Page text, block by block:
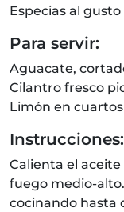
Especias al
Para servir:
Aguacate,
Cilantro fresco
Limón en cuartos
Instrucciones:
Calienta el
fuego medio-
cocinando hasta